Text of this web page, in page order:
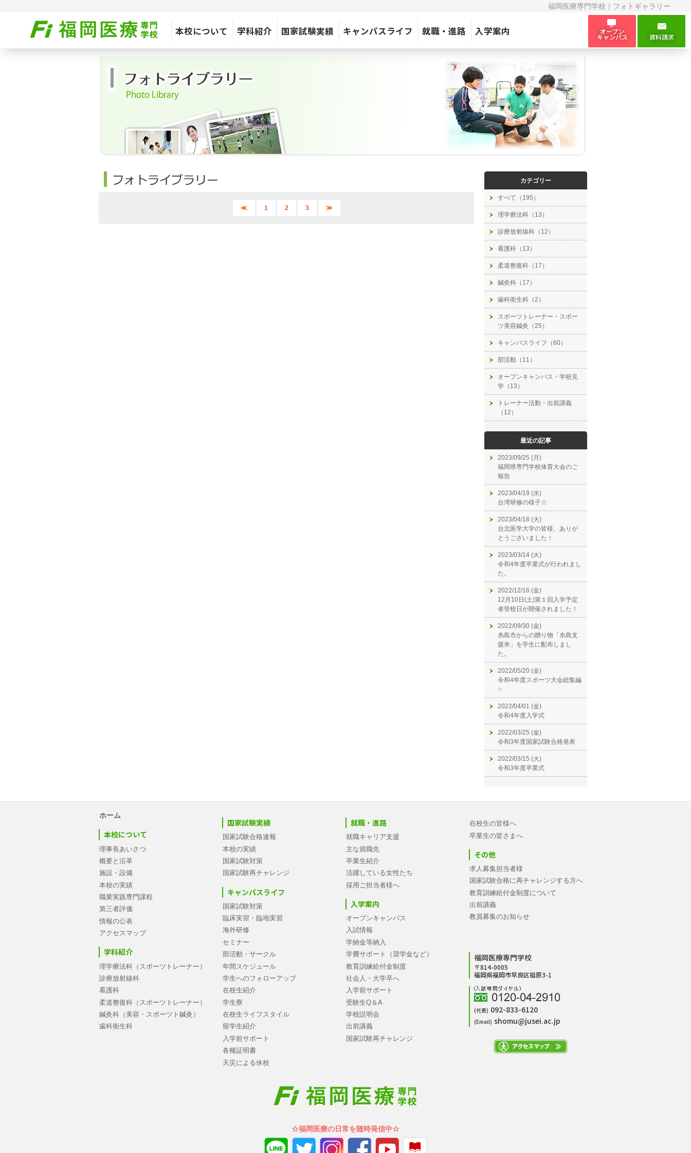
福岡医療専門学校｜フォトギャラリー
本校について 学科紹介 国家試験実績 キャンパスライフ 就職・進路 入学案内 オープン
キャンパス 資料請求
≪ 1 2 3 ≫
カテゴリー
すべて（195）
理学療法科（13）
診療放射線科（12）
看護科（13）
柔道整復科（17）
鍼灸科（17）
歯科衛生科（2）
スポーツトレーナー・スポー
ツ美容鍼灸（25）
キャンパスライフ（60）
部活動（11）
オープンキャンパス・学校見
学（13）
トレーナー活動・出前講義
（12）
最近の記事
2023/09/25 (月)
福岡県専門学校体育大会のご
報告
2023/04/19 (水)
台湾研修の様子☆
2023/04/18 (火)
台北医学大学の皆様、ありが
とうございました！
2023/03/14 (火)
令和4年度卒業式が行われまし
た。
2022/12/16 (金)
12月10日(土)第１回入学予定
者登校日が開催されました！
2022/09/30 (金)
糸島市からの贈り物「糸島支
援米」を学生に配布しまし
た。
2022/05/20 (金)
令和4年度スポーツ大会総集編
✨
2022/04/01 (金)
令和4年度入学式
2022/03/25 (金)
令和3年度国家試験合格発表
2022/03/15 (火)
令和3年度卒業式
ホーム
本校について
理事長あいさつ
概要と沿革
施設・設備
本校の実績
職業実践専門課程
第三者評価
情報の公表
アクセスマップ
学科紹介
理学療法科（スポーツトレーナー）
診療放射線科
看護科
柔道整復科（スポーツトレーナー）
鍼灸科（美容・スポーツト鍼灸）
歯科衛生科
国家試験実績
国家試験合格速報
本校の実績
国家試験対策
国家試験再チャレンジ
キャンパスライフ
国家試験対策
臨床実習・臨地実習
海外研修
セミナー
部活動・サークル
年間スケジュール
学生へのフォローアップ
在校生紹介
学生寮
在校生ライフスタイル
留学生紹介
入学前サポート
各種証明書
天災による休校
就職・進路
就職キャリア支援
主な就職先
卒業生紹介
活躍している女性たち
採用ご担当者様へ
入学案内
オープンキャンパス
入試情報
学納金等納入
学費サポート（奨学金など）
教育訓練給付金制度
社会人・大学卒へ
入学前サポート
受験生Q＆A
学校説明会
出前講義
国家試験再チャレンジ
在校生の皆様へ
卒業生の皆さまへ
その他
求人募集担当者様
国家試験合格に再チャレンジする方へ
教育訓練給付金制度について
出前講義
教員募集のお知らせ
福岡医療専門学校
〒814-0005
福岡県福岡市早良区祖原3-1
(代表) 092-833-6120
(Email) shomu@jusei.ac.jp
☆福岡医療の日常を随時発信中☆